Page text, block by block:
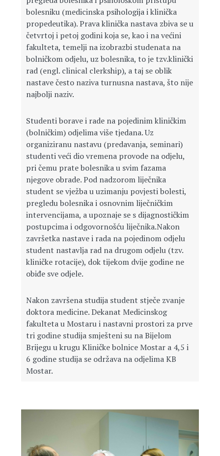
bolesniku (medicinska psihologija i klinička
propedeutika). Prava klinička nastava zbiva se u
četvrtoj i petoj godini koja se, kao i na većini
fakulteta, temelji na izobrazbi studenata na
bolničkom odjelu, uz bolesnika, to je tzv.klinički
rad (engl. clinical clerkship), a taj se oblik
nastave često naziva turnusna nastava, što nije
najbolji naziv.
Studenti borave i rade na pojedinim kliničkim
(bolničkim) odjelima više tjedana. Uz
organiziranu nastavu (predavanja, seminari)
studenti veći dio vremena provode na odjelu,
pri čemu prate bolesnika u svim fazama
njegove obrade. Pod nadzorom liječnika
student se vježba u uzimanju povjesti bolesti,
pregledu bolesnika i osnovnim liječničkim
intervencijama, a upoznaje se s dijagnostičkim
postupcima i odgovornošću liječnika.Nakon
završetka nastave i rada na pojedinom odjelu
student nastavlja rad na drugom odjelu (tzv.
kliničke rotacije), dok tijekom dvije godine ne
obiđe sve odjele.
Nakon završena studija student stječe zvanje
doktora medicine. Dekanat Medicinskog
fakulteta u Mostaru i nastavni prostori za prve
tri godine studija smješteni su na Bijelom
Brijegu u krugu Kliničke bolnice Mostar a 4,5 i
6 godine studija se održava na odjelima KB
Mostar.